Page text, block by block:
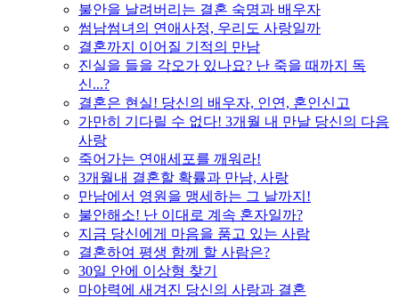
불안을 날려버리는 결혼 숙명과 배우자
썸남썸녀의 연애사정, 우리도 사랑일까
결혼까지 이어질 기적의 만남
진실을 들을 각오가 있나요? 난 죽을 때까지 독
신...?
결혼은 현실! 당신의 배우자, 인연, 혼인신고
가만히 기다릴 수 없다! 3개월 내 만날 당신의 다음
사랑
죽어가는 연애세포를 깨워라!
3개월내 결혼할 확률과 만남, 사랑
만남에서 영원을 맹세하는 그 날까지!
불안해소! 난 이대로 계속 혼자일까?
지금 당신에게 마음을 품고 있는 사람
결혼하여 평생 함께 할 사람은?
30일 안에 이상형 찾기
마야력에 새겨진 당신의 사랑과 결혼